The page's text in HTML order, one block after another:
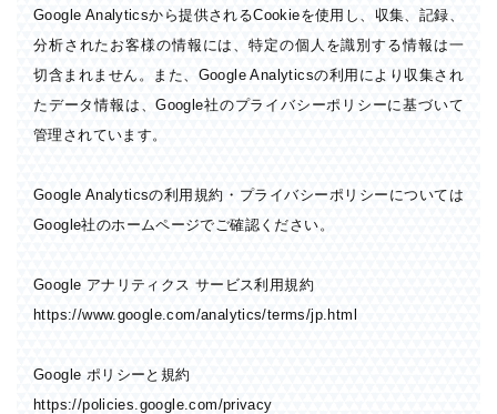
Google Analyticsから提供されるCookieを使用し、収集、記録、
分析されたお客様の情報には、特定の個人を識別する情報は一
切含まれません。また、Google Analyticsの利用により収集され
たデータ情報は、Google社のプライバシーポリシーに基づいて
管理されています。
Google Analyticsの利用規約・プライバシーポリシーについては
Google社のホームページでご確認ください。
Google アナリティクス サービス利用規約
https://www.google.com/analytics/terms/jp.html
Google ポリシーと規約
https://policies.google.com/privacy